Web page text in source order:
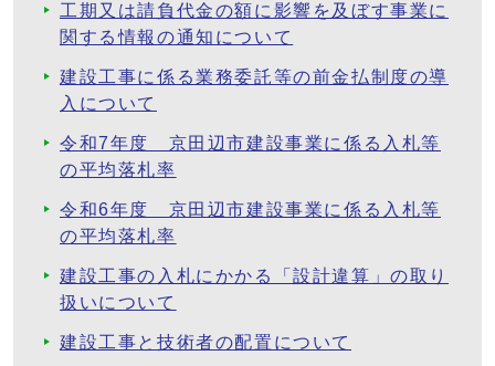
工期又は請負代金の額に影響を及ぼす事業に
関する情報の通知について
建設工事に係る業務委託等の前金払制度の導
入について
令和7年度 京田辺市建設事業に係る入札等
の平均落札率
令和6年度 京田辺市建設事業に係る入札等
の平均落札率
建設工事の入札にかかる「設計違算」の取り
扱いについて
建設工事と技術者の配置について